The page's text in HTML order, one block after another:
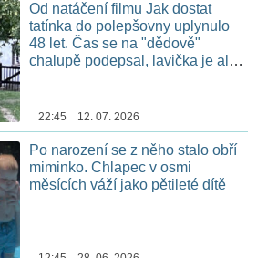
Od natáčení filmu Jak dostat
tatínka do polepšovny uplynulo
48 let. Čas se na "dědově"
chalupě podepsal, lavička je ale
22:45 12. 07. 2026
Po narození se z něho stalo obří
miminko. Chlapec v osmi
měsících váží jako pětileté dítě